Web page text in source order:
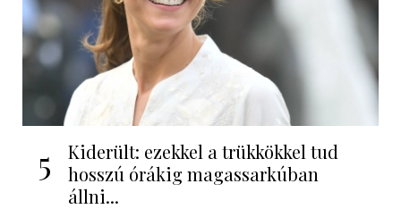
5
Kiderült: ezekkel a trükkökkel tud
hosszú órákig magassarkúban
állni...